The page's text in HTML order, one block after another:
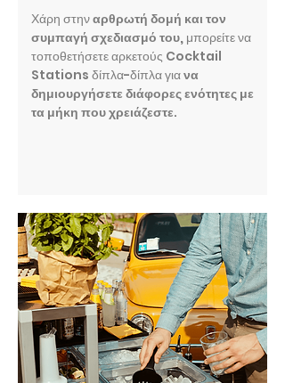
Χάρη στηναρθρωτή δομή και τον
συμπαγή σχεδιασμό του, μπορείτε να
τοποθετήσετε αρκετούς Cocktail
Stations δίπλα-δίπλα γιανα
δημιουργήσετε διάφορες ενότητες με
τα μήκη που χρειάζεστε.